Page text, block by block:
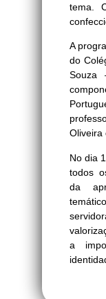
tema.
A
do
Souza
Oliveira
No dia
todos
da
a